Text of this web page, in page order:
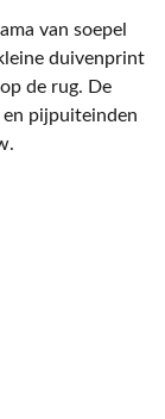
van soepel
duivenprint
de rug. De
pijpuiteinden